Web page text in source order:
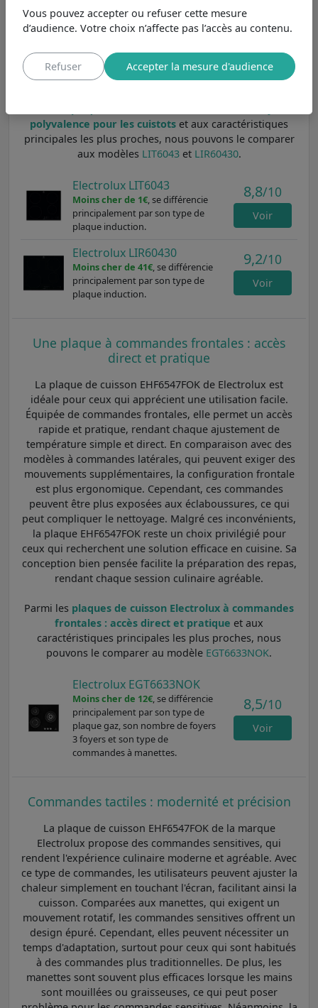
à cinq foyers pourrait être plus adaptée. Bien que la
plaque EHF6547FOK soit efficace, son temps de chauffe
induction. Pour une cuisine qui allie confort et efficacité,
cette plaque est un excellent choix.
polyvalence pour les cuistots et aux caractéristiques
principales les plus proches, nous pouvons le comparer
aux modèles LIT6043et LIR60430.
Electrolux LIT6043
Moins cher de 1€, se différencie
principalement par son type de
plaque induction.
8,8/10
Voir
Electrolux LIR60430
Moins cher de 41€, se différencie
principalement par son type de
plaque induction.
9,2/10
Voir
Une plaque à commandes frontales : accès
direct et pratique
La plaque de cuisson EHF6547FOK de Electrolux est
idéale pour ceux qui apprécient une utilisation facile.
Équipée de commandes frontales, elle permet un accès
rapide et pratique, rendant chaque ajustement de
température simple et direct. En comparaison avec des
modèles à commandes latérales, qui peuvent exiger des
mouvements supplémentaires, la configuration frontale
est plus ergonomique. Cependant, ces commandes
peuvent être plus exposées aux éclaboussures, ce qui
peut compliquer le nettoyage. Malgré ces inconvénients,
la plaque EHF6547FOK reste un choix privilégié pour
ceux qui recherchent une solution efficace en cuisine. Sa
conception bien pensée facilite la préparation des repas,
rendant chaque session culinaire agréable.
Parmi les plaques de cuisson Electrolux à commandes
frontales : accès direct et pratique et aux
caractéristiques principales les plus proches, nous
pouvons le comparer au modèle EGT6633NOK.
Electrolux EGT6633NOK
Moins cher de 12€, se différencie
principalement par son type de
plaque gaz, son nombre de foyers
3 foyers et son type de
commandes à manettes.
8,5/10
Voir
Commandes tactiles : modernité et précision
La plaque de cuisson EHF6547FOK de la marque
Electrolux propose des commandes sensitives, qui
rendent l'expérience culinaire moderne et agréable. Avec
ce type de commandes, les utilisateurs peuvent ajuster la
chaleur simplement en touchant l'écran, facilitant ainsi la
cuisson. Comparées aux manettes, qui exigent un
mouvement rotatif, les commandes sensitives offrent un
design épuré. Cependant, elles peuvent nécessiter un
temps d'adaptation, surtout pour ceux qui sont habitués
à des commandes plus traditionnelles. De plus, les
manettes sont souvent plus efficaces lorsque les mains
sont mouillées ou graisseuses, ce qui peut poser
Vous pouvez accepter ou refuser cette mesure
d’audience. Votre choix n’affecte pas l’accès au contenu.
Refuser Accepter la mesure d'audience